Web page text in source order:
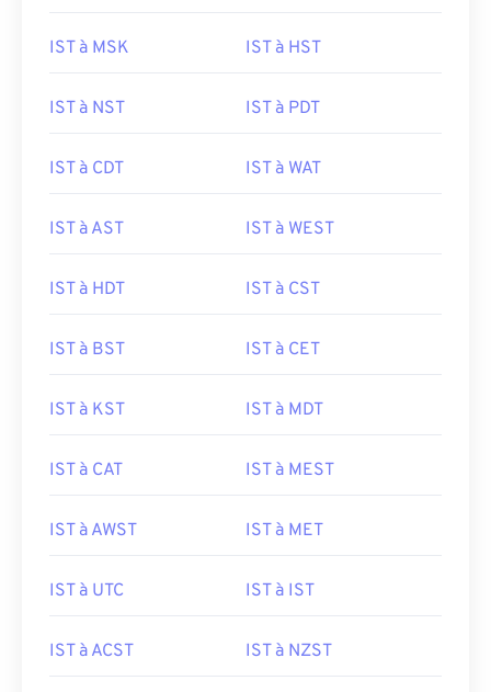
IST à MSK IST à HST
IST à NST IST à PDT
IST à CDT IST à WAT
IST à AST IST à WEST
IST à HDT IST à CST
IST à BST IST à CET
IST à KST IST à MDT
IST à CAT IST à MEST
IST à AWST IST à MET
IST à UTC IST à IST
IST à ACST IST à NZST